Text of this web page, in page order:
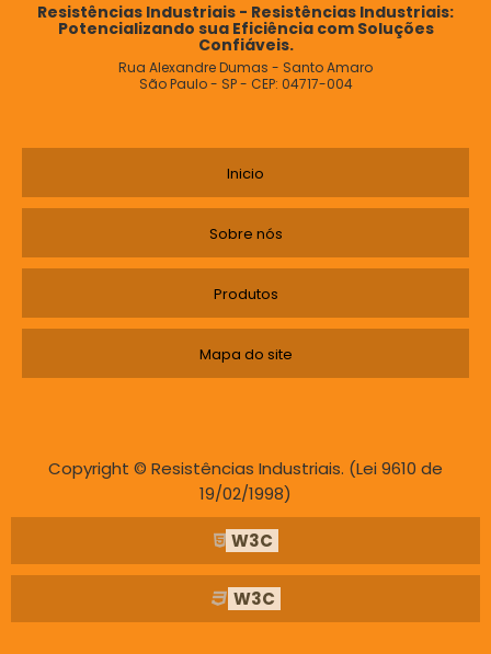
Resistências Industriais - Resistências Industriais:
Potencializando sua Eficiência com Soluções
Confiáveis.
Rua Alexandre Dumas - Santo Amaro
São Paulo - SP - CEP: 04717-004
Inicio
Sobre nós
Produtos
Mapa do site
Copyright © Resistências Industriais. (Lei 9610 de
19/02/1998)
W3C
W3C